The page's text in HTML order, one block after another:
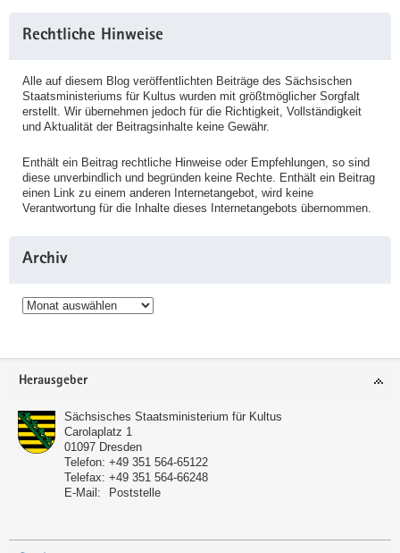
Rechtliche Hinweise
Alle auf diesem Blog veröffentlichten Beiträge des Sächsischen
Staatsministeriums für Kultus wurden mit größtmöglicher Sorgfalt
erstellt. Wir übernehmen jedoch für die Richtigkeit, Vollständigkeit
und Aktualität der Beitragsinhalte keine Gewähr.
Enthält ein Beitrag rechtliche Hinweise oder Empfehlungen, so sind
diese unverbindlich und begründen keine Rechte. Enthält ein Beitrag
einen Link zu einem anderen Internetangebot, wird keine
Verantwortung für die Inhalte dieses Internetangebots übernommen.
Archiv
Archiv
Service
Herausgeber
Sächsisches Staatsministerium für Kultus
Carolaplatz 1
01097 Dresden
Telefon: +49 351 564-65122
Telefax: +49 351 564-66248
E-Mail:
Poststelle